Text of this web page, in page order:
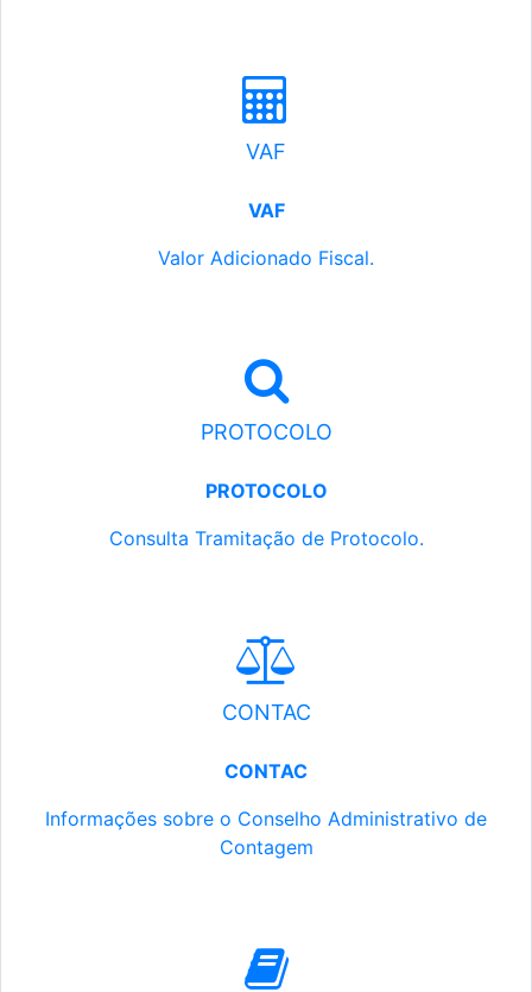
VAF
VAF
Valor Adicionado Fiscal.
PROTOCOLO
PROTOCOLO
Consulta Tramitação de Protocolo.
CONTAC
CONTAC
Informações sobre o Conselho Administrativo de
Contagem